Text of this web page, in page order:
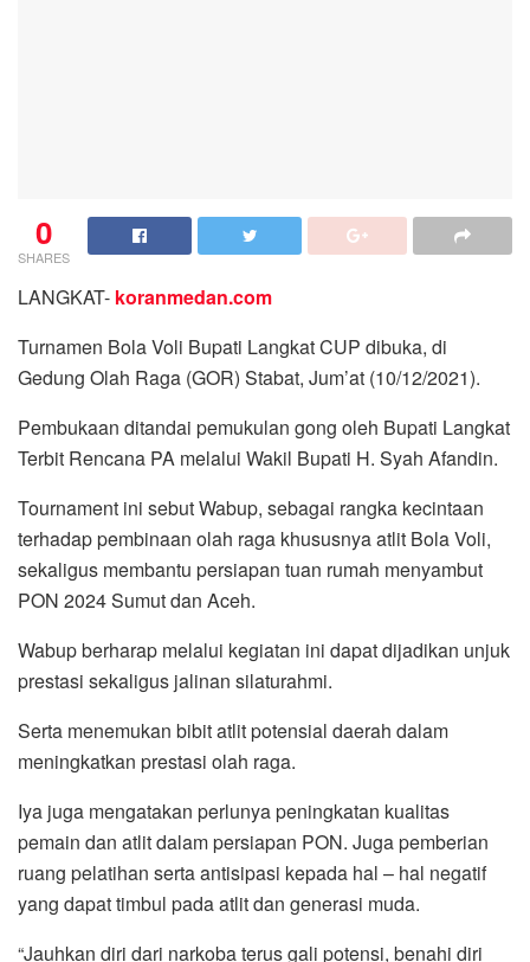
0
SHARES
LANGKAT- koranmedan.com
Turnamen Bola Voli Bupati Langkat CUP dibuka, di
Gedung Olah Raga (GOR) Stabat, Jum’at (10/12/2021).
Pembukaan ditandai pemukulan gong oleh Bupati Langkat
Terbit Rencana PA melalui Wakil Bupati H. Syah Afandin.
Tournament ini sebut Wabup, sebagai rangka kecintaan
terhadap pembinaan olah raga khususnya atlit Bola Voli,
sekaligus membantu persiapan tuan rumah menyambut
PON 2024 Sumut dan Aceh.
Wabup berharap melalui kegiatan ini dapat dijadikan unjuk
prestasi sekaligus jalinan silaturahmi.
Serta menemukan bibit atlit potensial daerah dalam
meningkatkan prestasi olah raga.
Iya juga mengatakan perlunya peningkatan kualitas
pemain dan atlit dalam persiapan PON. Juga pemberian
ruang pelatihan serta antisipasi kepada hal – hal negatif
yang dapat timbul pada atlit dan generasi muda.
“Jauhkan diri dari narkoba terus gali potensi, benahi diri